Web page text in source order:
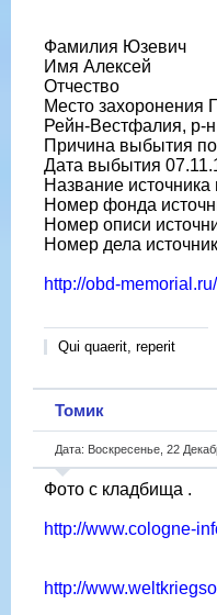
Фамилия Юзевич
Имя Алексей
Отчество
Место захоронения
Рейн-Вестфалия, р-
Причина выбытия
Дата выбытия
Название
Номер фонда
Номер описи
Номер дела
http://obd-
Qui quaerit, reperit
Томик
Дата: Воскресенье, 22
Фото с кладбища .
http://www.cologne-
http://